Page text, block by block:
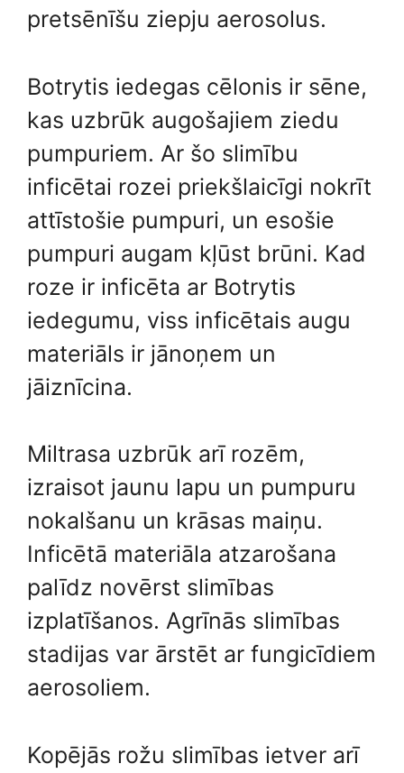
pretsēnīšu ziepju aerosolus.
Botrytis iedegas cēlonis ir sēne,
kas uzbrūk augošajiem ziedu
pumpuriem. Ar šo slimību
inficētai rozei priekšlaicīgi nokrīt
attīstošie pumpuri, un esošie
pumpuri augam kļūst brūni. Kad
roze ir inficēta ar Botrytis
iedegumu, viss inficētais augu
materiāls ir jānoņem un
jāiznīcina.
Miltrasa uzbrūk arī rozēm,
izraisot jaunu lapu un pumpuru
nokalšanu un krāsas maiņu.
Inficētā materiāla atzarošana
palīdz novērst slimības
izplatīšanos. Agrīnās slimības
stadijas var ārstēt ar fungicīdiem
aerosoliem.
Kopējās rožu slimības ietver arī